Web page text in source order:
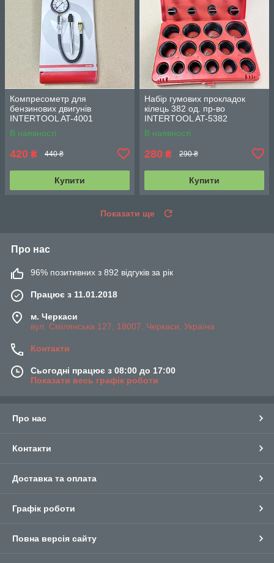
Компресометр для
бензинових двигунів
INTERTOOL AT-4001
В наявності
420 ₴ 440 ₴
Купити
Набір гумових прокладок
кілець 382 од. пр-во
INTERTOOL AT-5382
В наявності
280 ₴ 290 ₴
Купити
Показати ще
Про нас
96% позитивних з 892 відгуків за рік
Працює з 11.01.2018
м. Черкаси
вул. Смілянська 127, 18007, Черкаси, Україна
Контакти
Сьогодні працює з 08:00 до 17:00
Показати весь графік роботи
Про нас
Контакти
Доставка та оплата
Графік роботи
Повна версія сайту